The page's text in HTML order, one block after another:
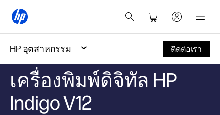
HP อุตสาหกรรม ติดต่อเรา
เครื่องพิมพ์ดิจิทัล HP
Indigo V12